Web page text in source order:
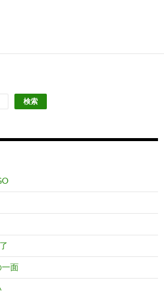
検索
一面